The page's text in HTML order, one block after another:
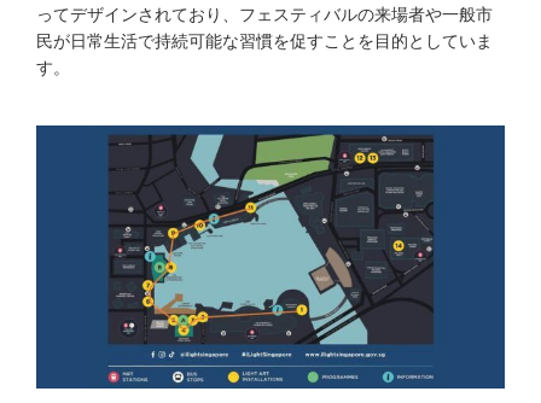
ってデザインされており、フェスティバルの来場者や一般市
民が日常生活で持続可能な習慣を促すことを目的としていま
す。